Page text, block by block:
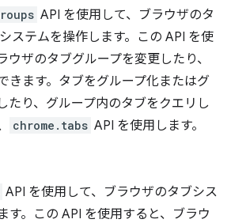
API を使用して、ブラウザのタ
ステムを操作します。この API を使
ウザのタブグループを変更したり、
きます。タブをグループ化またはグ
たり、グループ内のタブをクエリし
chrome.tabs API を使用します。
API を使用して、ブラウザのタブシス
す。この API を使用すると、ブラウ